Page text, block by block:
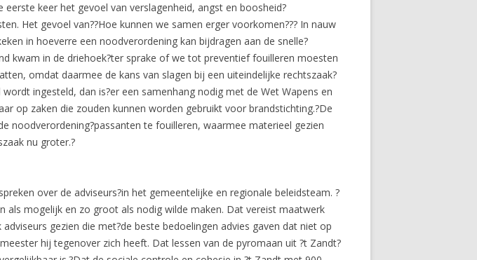
keer het gevoel van verslagenheid, angst en boosheid?
Het gevoel van??Hoe kunnen we samen erger voorkomen??? In nauw
in hoeverre een noodverordening kan bijdragen aan de snelle?
kwam in de driehoek?ter sprake of we tot preventief fouilleren moesten
omdat daarmee de kans van slagen bij een uiteindelijke rechtszaak?
ingesteld, dan is?er een samenhang nodig met de Wet Wapens en
op zaken die zouden kunnen worden gebruikt voor brandstichting.?De
noodverordening?passanten te fouilleren, waarmee materieel gezien
nu groter.?
over de adviseurs?in het gemeentelijke en regionale beleidsteam. ?
als mogelijk en zo groot als nodig wilde maken. Dat vereist maatwerk
gezien die met?de beste bedoelingen advies gaven dat niet op
hij tegenover zich heeft. Dat lessen van de pyromaan uit ?t Zandt?